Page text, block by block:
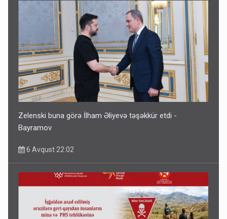
Zelenski buna görə İlham Əliyevə təşəkkür etdi -
Bayramov
6 Avqust 22:02